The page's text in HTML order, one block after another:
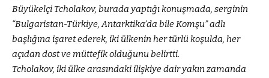
Büyükelçi Tcholakov, burada yaptığı konuşmada, serginin
“Bulgaristan-Türkiye, Antarktika’da bile Komşu” adlı
başlığına işaret ederek, iki ülkenin her türlü koşulda, her
açıdan dost ve müttefik olduğunu belirtti.
Tcholakov, iki ülke arasındaki ilişkiye dair yakın zamanda